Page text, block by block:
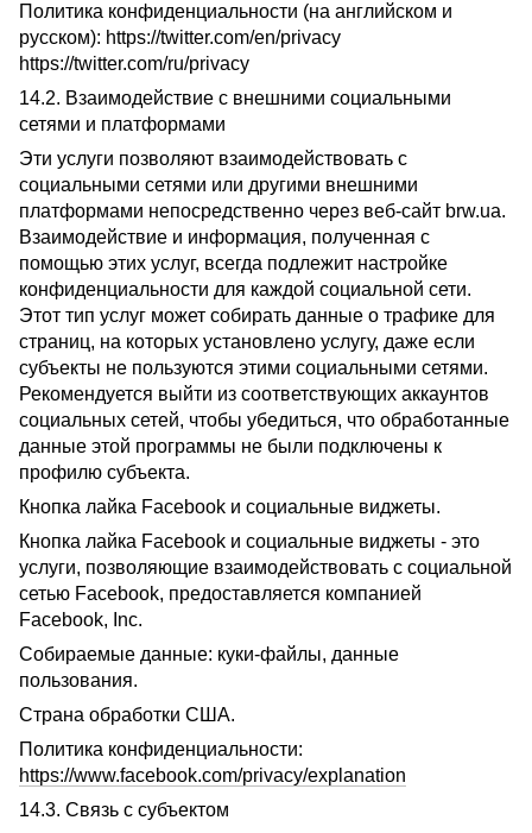
Политика конфиденциальности (на английском и
русском): https://twitter.com/en/privacy
https://twitter.com/ru/privacy
14.2. Взаимодействие с внешними социальными
сетями и платформами
Эти услуги позволяют взаимодействовать с
социальными сетями или другими внешними
платформами непосредственно через веб-сайт brw.ua.
Взаимодействие и информация, полученная с
помощью этих услуг, всегда подлежит настройке
конфиденциальности для каждой социальной сети.
Этот тип услуг может собирать данные о трафике для
страниц, на которых установлено услугу, даже если
субъекты не пользуются этими социальными сетями.
Рекомендуется выйти из соответствующих аккаунтов
социальных сетей, чтобы убедиться, что обработанные
данные этой программы не были подключены к
профилю субъекта.
Кнопка лайка Facebook и социальные виджеты.
Кнопка лайка Facebook и социальные виджеты - это
услуги, позволяющие взаимодействовать с социальной
сетью Facebook, предоставляется компанией
Facebook, Inc.
Собираемые данные: куки-файлы, данные
пользования.
Страна обработки США.
Политика конфиденциальности:
https://www.facebook.com/privacy/explanation
14.3. Связь с субъектом